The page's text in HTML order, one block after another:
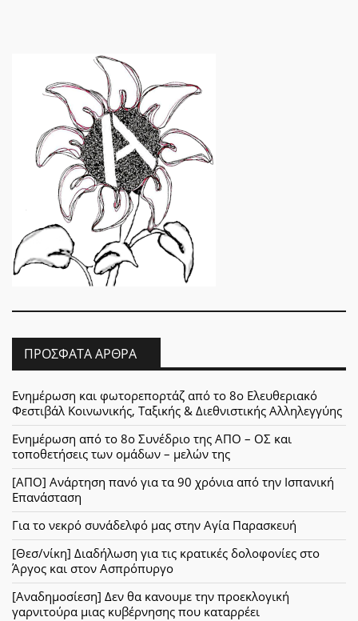
ΠΡΌΣΦΑΤΑ ΆΡΘΡΑ
Ενημέρωση και φωτορεπορτάζ από το 8ο Ελευθεριακό
Φεστιβάλ Κοινωνικής, Ταξικής & Διεθνιστικής Αλληλεγγύης
Ενημέρωση από το 8ο Συνέδριο της ΑΠΟ – ΟΣ και
τοποθετήσεις των ομάδων – μελών της
[ΑΠΟ] Ανάρτηση πανό για τα 90 χρόνια από την Ισπανική
Επανάσταση
Για το νεκρό συνάδελφό μας στην Αγία Παρασκευή
[Θεσ/νίκη] Διαδήλωση για τις κρατικές δολοφονίες στο
Άργος και στον Ασπρόπυργο
[Αναδημοσίεση] Δεν θα κανουμε την προεκλογική
γαρνιτούρα μιας κυβέρνησης που καταρρέει